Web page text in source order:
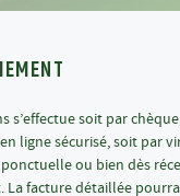
s’effectue soit par
ligne sécurisé, soit par
ponctuelle ou bien dès
La facture détaillée